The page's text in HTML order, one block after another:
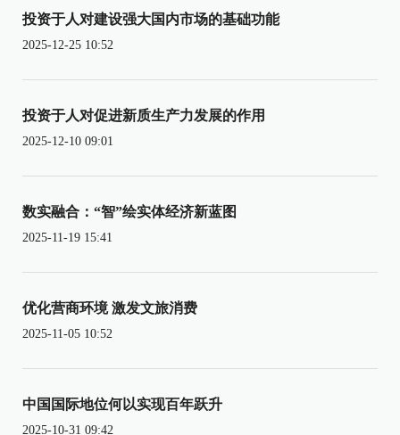
投资于人对建设强大国内市场的基础功能
2025-12-25 10:52
投资于人对促进新质生产力发展的作用
2025-12-10 09:01
数实融合：“智”绘实体经济新蓝图
2025-11-19 15:41
优化营商环境 激发文旅消费
2025-11-05 10:52
中国国际地位何以实现百年跃升
2025-10-31 09:42